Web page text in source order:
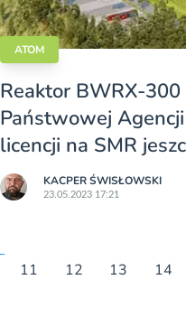
ATOM
Reaktor BWRX-300
Państwowej
licencji na SMR
KACPER ŚWISŁO­WSKI
23.05.2023 17:21
11 12 13 14